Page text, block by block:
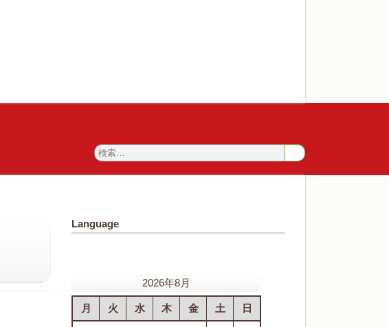
Language
2026年8月
月 火 水 木 金 土 日